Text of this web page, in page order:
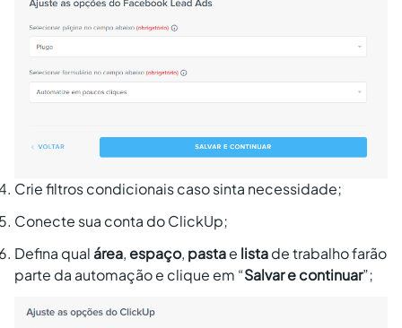
Crie filtros condicionais caso sinta necessidade;
Conecte sua conta do ClickUp;
Defina qual área, espaço, pastae listade trabalho farão
parte da automação e clique em “Salvar e continuar”;